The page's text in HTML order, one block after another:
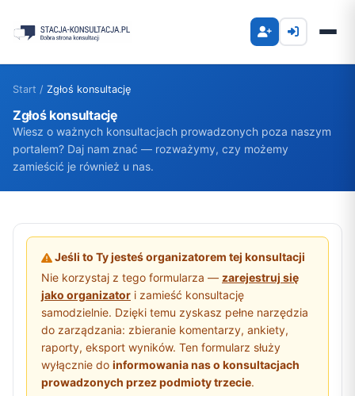
Start / Zgłoś konsultację
Zgłoś konsultację
Wiesz o ważnych konsultacjach prowadzonych poza naszym
portalem? Daj nam znać — rozważymy, czy możemy
zamieścić je również u nas.
Jeśli to Ty jesteś organizatorem tej konsultacji
Nie korzystaj z tego formularza — zarejestruj się
jako organizator i zamieść konsultację
samodzielnie. Dzięki temu zyskasz pełne narzędzia
do zarządzania: zbieranie komentarzy, ankiety,
raporty, eksport wyników. Ten formularz służy
wyłącznie do informowania nas o konsultacjach
prowadzonych przez podmioty trzecie.